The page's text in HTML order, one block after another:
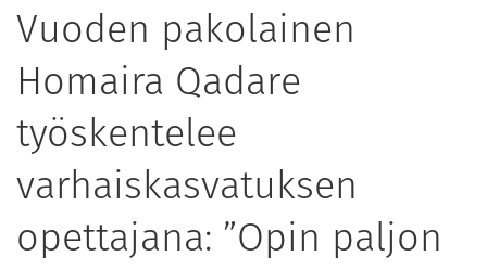
Vuoden pakolainen
Homaira Qadare
työskentelee
varhaiskasvatuksen
opettajana: ”Opin paljon